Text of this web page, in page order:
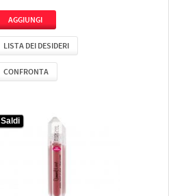
LISTA DEI DESIDERI
CONFRONTA
Saldi
Saldi